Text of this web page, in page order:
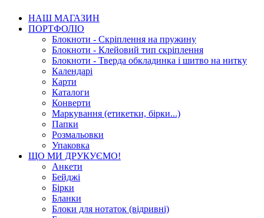
НАШ МАГАЗИН
ПОРТФОЛІО
Блокноти - Скріплення на пружину
Блокноти - Клейовий тип скріплення
Блокноти - Тверда обкладинка і шитво на нитку
Календарі
Карти
Каталоги
Конверти
Маркування (етикетки, бірки...)
Папки
Розмальовки
Упаковка
ЩО МИ ДРУКУЄМО!
Анкети
Бейджі
Бірки
Бланки
Блоки для нотаток (відривні)